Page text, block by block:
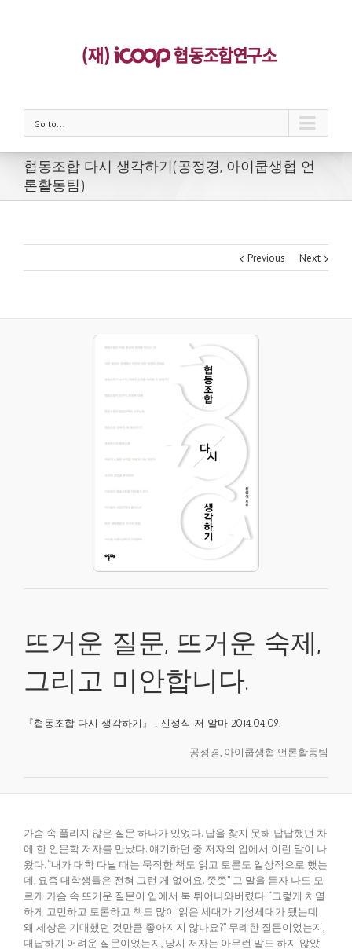
Go to...
협동조합 다시 생각하기(공정경, 아이쿱생협 언
론활동팀)
Previous Next
뜨거운 질문, 뜨거운 숙제,
그리고 미안합니다.
『협동조합 다시 생각하기』 . 신성식 저 알마 2014.04.09.
공정경, 아이쿱생협 언론활동팀
가슴 속 풀리지 않은 질문 하나가 있었다. 답을 찾지 못해 답답했던 차
에 한 인문학 저자를 만났다. 얘기하던 중 저자의 입에서 이런 말이 나
왔다. “내가 대학 다닐 때는 묵직한 책도 읽고 토론도 일상적으로 했는
데, 요즘 대학생들은 전혀 그런 게 없어요. 쯧쯧” 그 말을 듣자 나도 모
르게 가슴 속 뜨거운 질문이 입에서 툭 튀어나와버렸다. “그렇게 치열
하게 고민하고 토론하고 책도 많이 읽은 세대가 기성세대가 됐는데
왜 세상은 기대했던 것만큼 좋아지지 않나요?” 무례한 질문이었는지,
대답하기 어려운 질문이었는지, 당시 저자는 아무런 말도 하지 않았